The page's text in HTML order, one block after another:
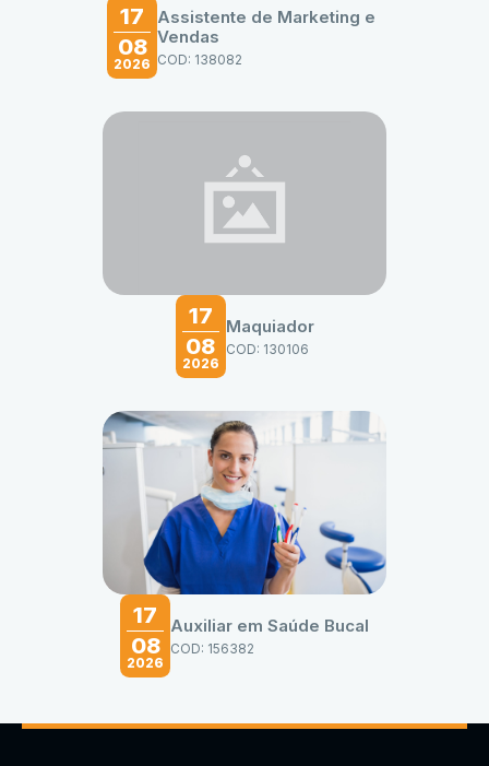
17
08
2026
Assistente de Marketing e
Vendas
COD: 138082
17
08
2026
Maquiador
COD: 130106
17
08
2026
Auxiliar em Saúde Bucal
COD: 156382